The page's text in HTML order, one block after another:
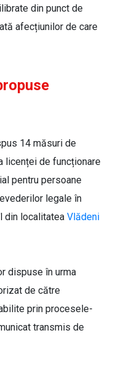
din punct de
afecțiunilor de care
14 măsuri de
licenței de funcționare
pentru persoane
legale în
din localitatea Vlădeni
dispuse în urma
de către
prin procesele-
transmis de